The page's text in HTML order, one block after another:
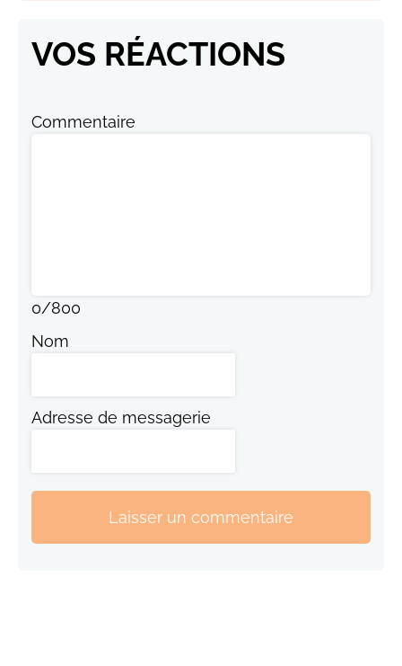
VOS RÉACTIONS
Commentaire
0/800
Nom
Adresse de messagerie
Laisser un commentaire